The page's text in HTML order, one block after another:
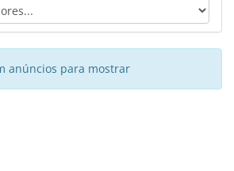
anúncios para mostrar